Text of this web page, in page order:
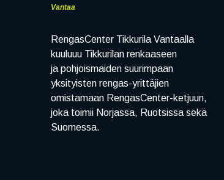
Vantaa
RengasCenter Tikkurila Vantaalla
kuuluuu Tikkurilan renkaaseen
ja pohjoismaiden suurimpaan
yksityisten rengas-yrittäjien
omistamaan RengasCenter-ketjuun,
joka toimii Norjassa, Ruotsissa sekä
Suomessa.